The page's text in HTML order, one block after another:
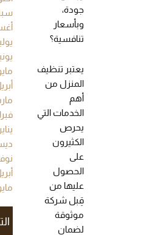
جودة،
وبأسعار
تنافسية؟
يعتبر تنظيف
المنزل من
أهم
الخدمات التي
يحرص
الكثيرون
على
الحصول
عليها من
قِبل شركة
موثوقة
لضمان
يوليو
يونيو
مايو
أبريل
فبراير
يناير 2025
أبريل
مايو